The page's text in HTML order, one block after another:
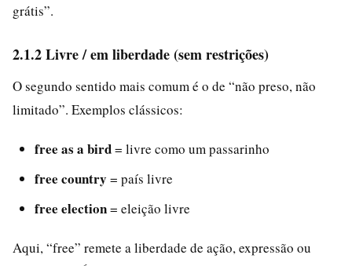
grátis”.
2.1.2 Livre / em liberdade (sem restrições)
O segundo sentido mais comum é o de “não preso, não
limitado”. Exemplos clássicos:
free as a bird= livre como um passarinho
free country = país livre
free election= eleição livre
Aqui, “free” remete a liberdade de ação, expressão ou